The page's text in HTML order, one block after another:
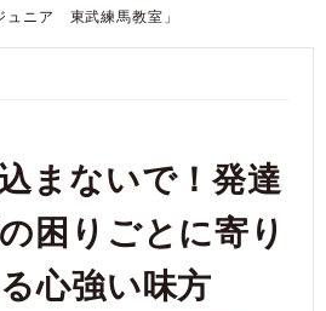
ュニア 東武練馬教室」
まないで！発達
困りごとに寄り
心強い味方